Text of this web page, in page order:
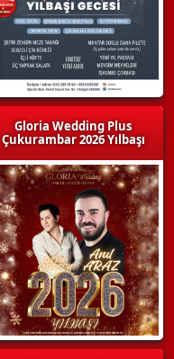
Gloria Wedding Plus
Çukurambar 2026 Yılbaşı